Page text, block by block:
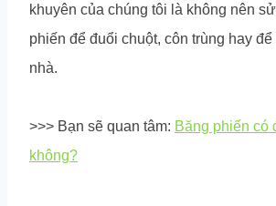
khuyên của chúng tôi là không nên
phiến để đuổi chuột, côn trùng hay
nhà.
>>> Bạn sẽ quan tâm: Băng phiến có
không?